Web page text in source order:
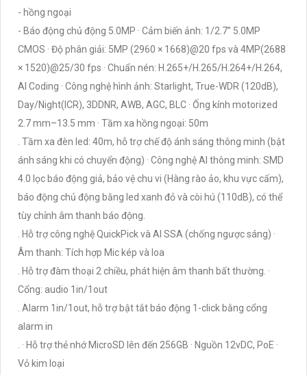
- hồng ngoại
- Báo động chủ động 5.0MP · Cảm biến ảnh: 1/2.7” 5.0MP
CMOS · Độ phân giải: 5MP (2960 × 1668)@20 fps và 4MP(2688
× 1520)@25/30 fps · Chuẩn nén: H.265+/H.265/H.264+/H.264,
AI Coding · Công nghệ hình ảnh: Starlight, True-WDR (120dB),
Day/Night(ICR), 3DDNR, AWB, AGC, BLC · Ống kính motorized
2.7 mm–13.5 mm · Tầm xa hồng ngoại: 50m
. Tầm xa đèn led: 40m, hỗ trợ chế độ ánh sáng thông minh (bật
ánh sáng khi có chuyển động) · Công nghệ AI thông minh: SMD
4.0 lọc báo động giả, bảo vệ chu vi (Hàng rào ảo, khu vực cấm),
báo động chủ động bằng led xanh đỏ và còi hú (110dB), có thể
tùy chỉnh âm thanh báo động.
. Hỗ trợ công nghệ QuickPick và AI SSA (chống ngược sáng) ·
Âm thanh: Tích hợp Mic kép và loa
. Hỗ trợ đàm thoại 2 chiều, phát hiện âm thanh bất thường. ·
Cổng: audio 1in/1out
. Alarm 1in/1out, hỗ trợ bật tắt báo động 1-click bằng cổng
alarm in
. · Hỗ trợ thẻ nhớ MicroSD lên đến 256GB · Nguồn 12vDC, PoE ·
Vỏ kim loại